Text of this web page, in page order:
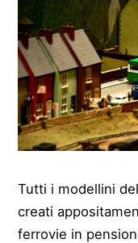
Tutti i modellini
creati
ferrovie in